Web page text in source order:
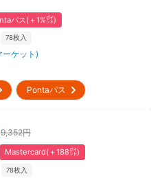
パス(＋1%㌽)
78枚入
ーケット)
Pontaパス
9,352円
Mastercard(＋188㌽)
78枚入